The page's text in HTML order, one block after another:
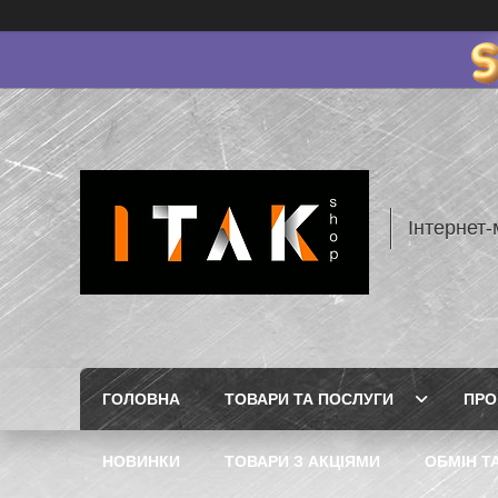
ГОЛОВНА ТОВАРИ ТА ПОСЛУГИ
НОВИНКИ ТОВАРИ З АКЦІЯМИ ОБМІН